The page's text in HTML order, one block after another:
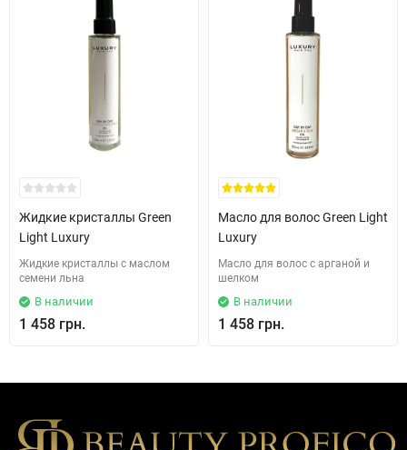
Жидкие кристаллы Green
Light Luxury
Жидкие кристаллы с маслом
семени льна
В наличии
1 458 грн.
Масло для волос Green Light
Luxury
Масло для волос с арганой и
шелком
В наличии
1 458 грн.